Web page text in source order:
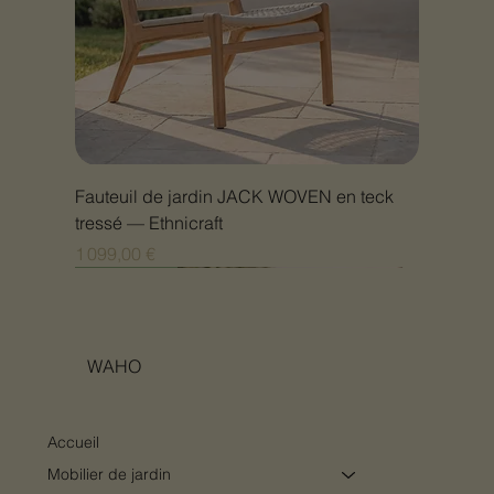
Fauteuil de jardin JACK WOVEN en teck
tressé — Ethnicraft
Prix
1 099,00 €
WAHO
Accueil
Mobilier de jardin